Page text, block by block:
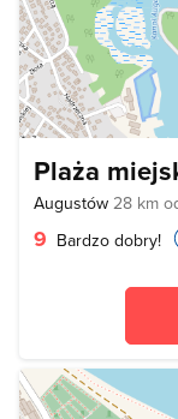
Plaża
Augustów 28 km
9 Bardzo dobry!